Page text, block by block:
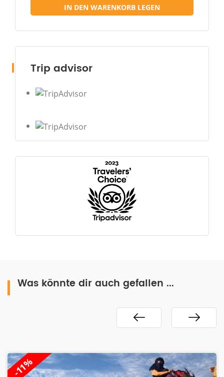
IN DEN WARENKORB LEGEN
Trip advisor
Was könnte dir auch gefallen ...
-11%